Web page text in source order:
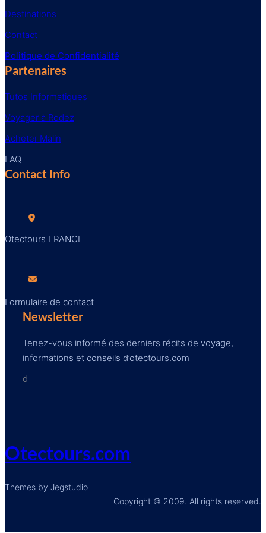
Destinations
Contact
Politique de Confidentialité
Partenaires
Tutos Informatiques
Voyager à Rodez
Acheter Malin
FAQ
Contact Info
Otectours FRANCE
Formulaire de contact
Newsletter
Tenez-vous informé des derniers récits de voyage,
informations et conseils d’otectours.com
d
Otectours.com
Themes by Jegstudio
Copyright © 2009. All rights reserved.